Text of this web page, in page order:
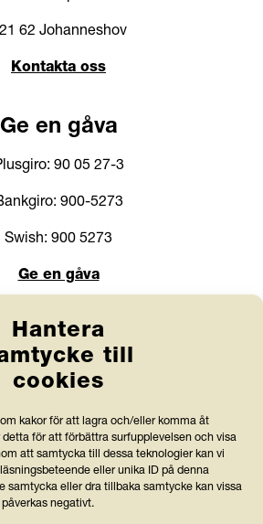
Hantera
till
cookies
kakor för att lagra och/eller komma åt
för att förbättra surfupplevelsen och visa
att samtycka till dessa teknologier kan vi
eller unika ID på denna
samtycka eller dra tillbaka samtycke kan vissa
negativt.
62 Johanneshov
Kontakta oss
Ge en gåva
90 05 27-3
900-5273
Swish: 900 5273
Ge en gåva
Länkar
Jobba hos oss
på nyhetsbrev